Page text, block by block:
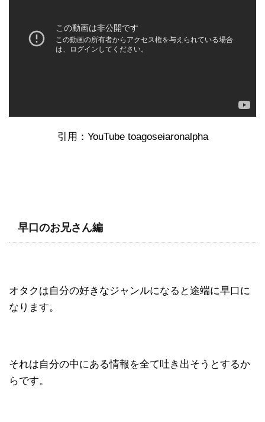
引用：YouTube toagoseiaronalpha
早口のお兄さん編
オタクは自分の好きなジャンルになると途端に早口に
なります。
それは自分の中にある情報を全て吐き出そうとするか
らです。